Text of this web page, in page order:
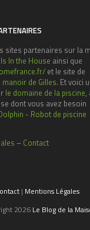
sites partenaires sur la
In the House ainsi que
et le site de
manoir de Gilles. Et voici
le domaine de la piscine,
dont vous avez besoin
- Robot de piscine
– Contact
| Mentions Légales
2026 Le Blog de la